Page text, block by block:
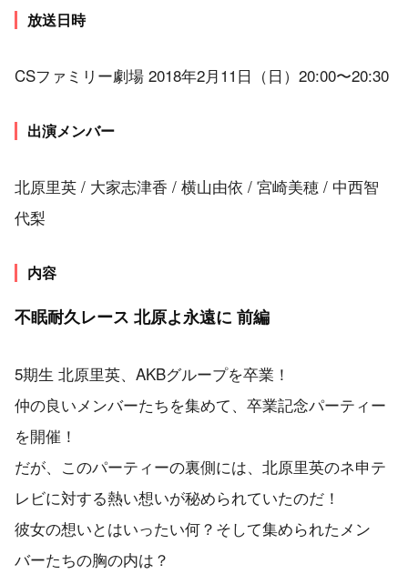
放送日時
CSファミリー劇場 2018年2月11日（日）20:00〜20:30
出演メンバー
北原里英 / 大家志津香 / 横山由依 / 宮崎美穂 / 中西智
代梨
内容
不眠耐久レース 北原よ永遠に 前編
5期生 北原里英、AKBグループを卒業！
仲の良いメンバーたちを集めて、卒業記念パーティー
を開催！
だが、このパーティーの裏側には、北原里英のネ申テ
レビに対する熱い想いが秘められていたのだ！
彼女の想いとはいったい何？そして集められたメン
バーたちの胸の内は？